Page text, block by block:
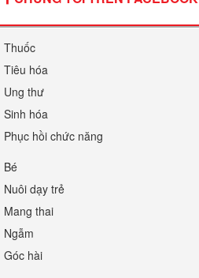
Thuốc
Tiêu hóa
Ung thư
Sinh hóa
Phục hồi chức năng
Bé
Nuôi dạy trẻ
Mang thai
Ngẫm
Góc hài